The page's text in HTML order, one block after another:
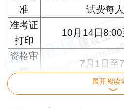
准
试费每
准考证
打印
10月14日
资格审
核
7月1日至
展开阅读